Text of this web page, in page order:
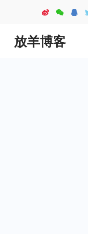
content
放羊博客